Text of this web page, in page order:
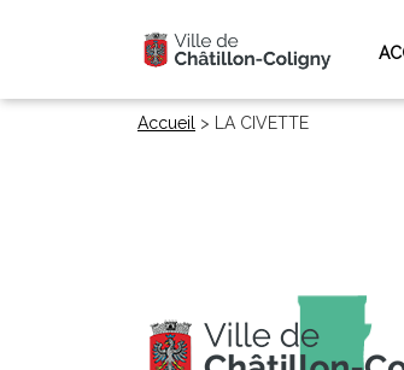
Accueil > LA CIVETTE